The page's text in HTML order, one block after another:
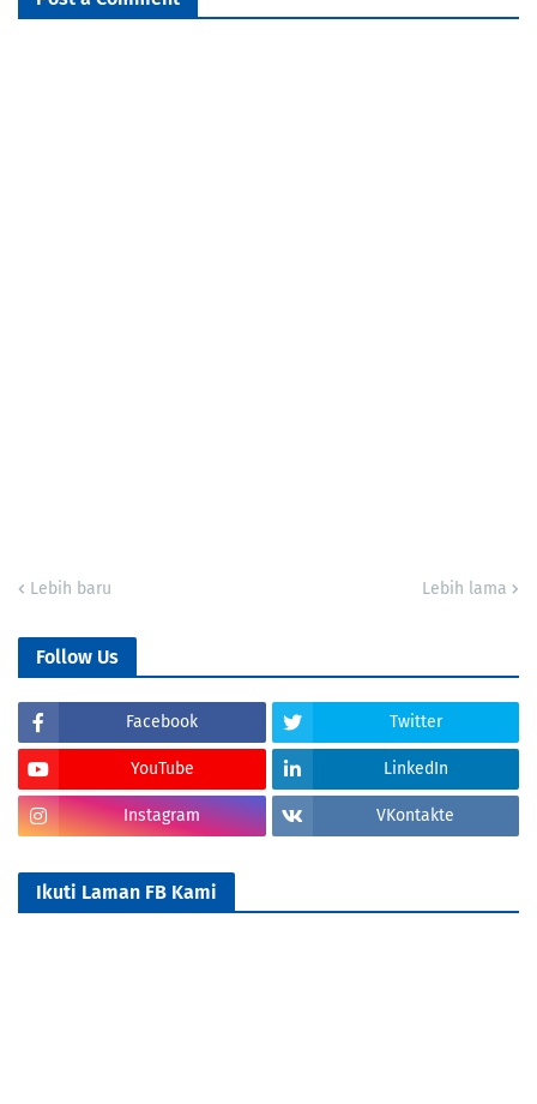
Lebih baru Lebih lama
Follow Us
Facebook Twitter
YouTube LinkedIn
Instagram VKontakte
Ikuti Laman FB Kami